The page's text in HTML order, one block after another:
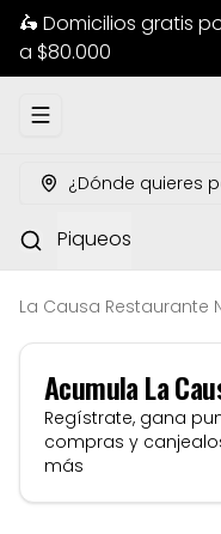
🛵 Domicilios gratis
a $80.000
Abrir menu de
¿Dónde quieres
Piqueos
La Causa Restaurante
AcumulaLa
Regístrate, gana
compras y
más